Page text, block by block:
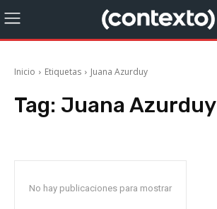
Inicio Etiquetas Juana Azurduy
Tag: Juana Azurduy
No hay publicaciones para mostrar